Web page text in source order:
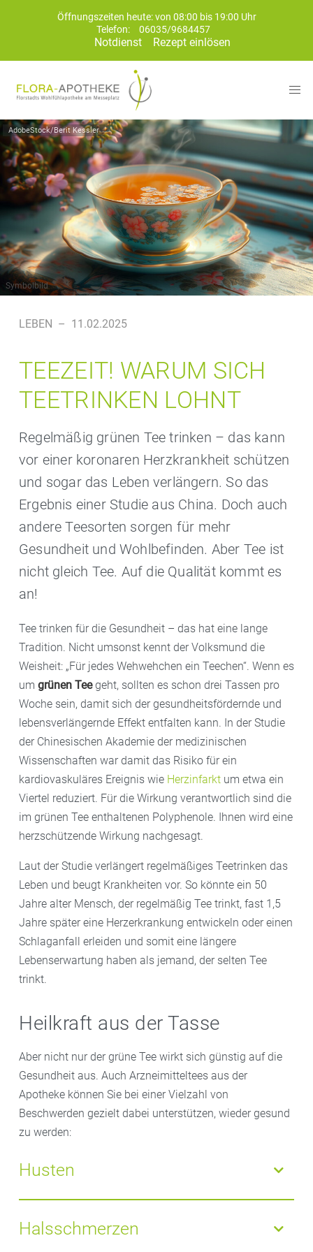
Öffnungszeiten heute: von 08:00 bis 19:00 Uhr
Telefon:
06035/9684457
Notdienst Rezept einlösen
AdobeStock/Berit Kessler
Symbolbild
LEBEN – 11.02.2025
TEEZEIT! WARUM SICH
TEETRINKEN LOHNT
Regelmäßig grünen Tee trinken – das kann
vor einer koronaren Herzkrankheit schützen
und sogar das Leben verlängern. So das
Ergebnis einer Studie aus China. Doch auch
andere Teesorten sorgen für mehr
Gesundheit und Wohlbefinden. Aber Tee ist
nicht gleich Tee. Auf die Qualität kommt es
an!
Tee trinken für die Gesundheit – das hat eine lange
Tradition. Nicht umsonst kennt der Volksmund die
Weisheit: „Für jedes Wehwehchen ein Teechen“. Wenn es
um grünen Teegeht, sollten es schon drei Tassen pro
Woche sein, damit sich der gesundheitsfördernde und
lebensverlängernde Effekt entfalten kann. In der Studie
der Chinesischen Akademie der medizinischen
Wissenschaften war damit das Risiko für ein
kardiovaskuläres Ereignis wie Herzinfarkt um etwa ein
Viertel reduziert. Für die Wirkung verantwortlich sind die
im grünen Tee enthaltenen Polyphenole. Ihnen wird eine
herzschützende Wirkung nachgesagt.
Laut der Studie verlängert regelmäßiges Teetrinken das
Leben und beugt Krankheiten vor. So könnte ein 50
Jahre alter Mensch, der regelmäßig Tee trinkt, fast 1,5
Jahre später eine Herzerkrankung entwickeln oder einen
Schlaganfall erleiden und somit eine längere
Lebenserwartung haben als jemand, der selten Tee
trinkt.
Heilkraft aus der Tasse
Aber nicht nur der grüne Tee wirkt sich günstig auf die
Gesundheit aus. Auch Arzneimitteltees aus der
Apotheke können Sie bei einer Vielzahl von
Beschwerden gezielt dabei unterstützen, wieder gesund
zu werden:
Husten
Thymiantee hilft zum Beispiel bei Erkältungen und
Husten , den Schleim in den Atemwegen zu lösen.
Halsschmerzen